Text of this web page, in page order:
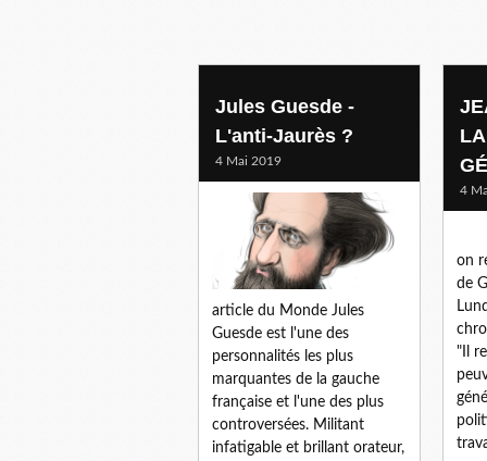
Jules Guesde -
L'anti-Jaurès ?
4 Mai 2019
article du Monde Jules
Guesde est l'une des
personnalités les plus
marquantes de la gauche
française et l'une des plus
controversées. Militant
infatigable et brillant orateur,
4
on
de
"Il